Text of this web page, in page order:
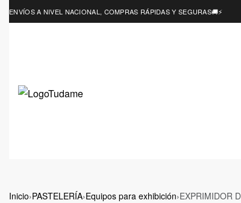
ENVÍOS A NIVEL NACIONAL, COMPRAS RÁPIDAS Y SEGURAS🚚⚡
Inicio›PASTELERÍA›Equipos para exhibición›EXPRIMIDOR